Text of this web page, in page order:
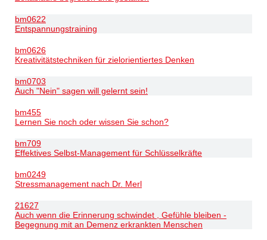
bm0622
Entspannungstraining
bm0626
Kreativitätstechniken für zielorientiertes Denken
bm0703
Auch "Nein" sagen will gelernt sein!
bm455
Lernen Sie noch oder wissen Sie schon?
bm709
Effektives Selbst-Management für Schlüsselkräfte
bm0249
Stressmanagement nach Dr. Merl
21627
Auch wenn die Erinnerung schwindet , Gefühle bleiben -
Begegnung mit an Demenz erkrankten Menschen